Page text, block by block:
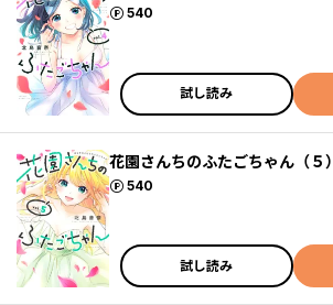
540
ポイント
試し読み
花園さんちのふたごちゃん（５）
540
ポイント
試し読み